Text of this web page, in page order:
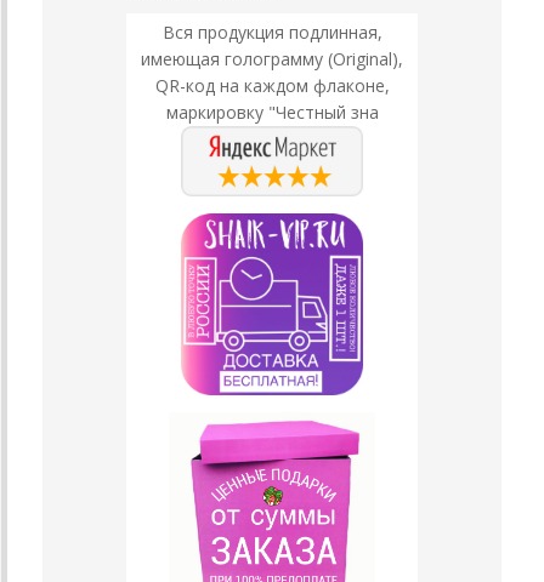
Вся продукция подлинная,
имеющая голограмму (Original),
QR-код на каждом флаконе,
маркировку "Честный зна